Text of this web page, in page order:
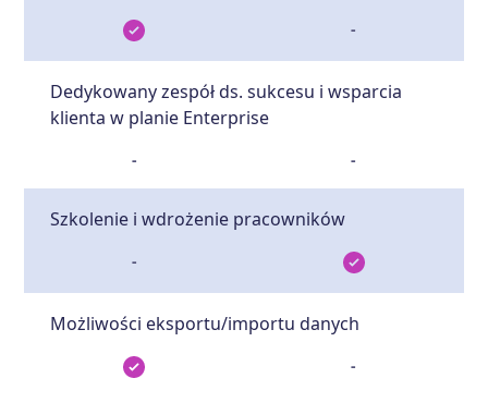
-
Dedykowany zespół ds. sukcesu i wsparcia
klienta w planie Enterprise
- -
Szkolenie i wdrożenie pracowników
-
Możliwości eksportu/importu danych
-